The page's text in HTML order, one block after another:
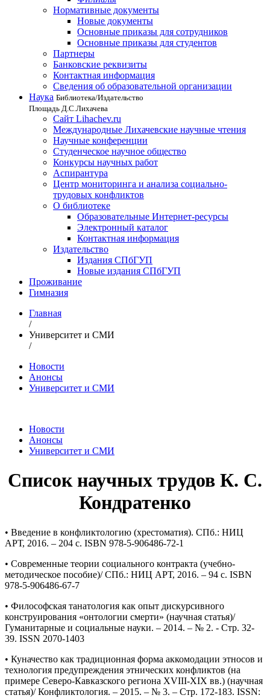
Нормативные документы
Новые документы
Основные приказы для сотрудников
Основные приказы для студентов
Партнеры
Банковские реквизиты
Контактная информация
Сведения об образовательной организации
Наука Библиотека/Издательство
Площадь Д.С.Лихачева
Сайт Lihachev.ru
Международные Лихачевские научные чтения
Научные конференции
Студенческое научное общество
Конкурсы научных работ
Аспирантура
Центр мониторинга и анализа социально-
трудовых конфликтов
О библиотеке
Образовательные Интернет-ресурсы
Электронный каталог
Контактная информация
Издательство
Издания СПбГУП
Новые издания СПбГУП
Проживание
Гимназия
Главная
/
Университет и СМИ
/
Новости
Анонсы
Университет и СМИ
Новости
Анонсы
Университет и СМИ
Список научных трудов К. С.
Кондратенко
• Введение в конфликтологию (хрестоматия). СПб.: НИЦ
АРТ, 2016. – 204 с. ISBN 978-5-906486-72-1
• Современные теории социального контракта (учебно-
методическое пособие)/ СПб.: НИЦ АРТ, 2016. – 94 с. ISBN
978-5-906486-67-7
• Философская танатология как опыт дискурсивного
конструирования «онтологии смерти» (научная статья)/
Гуманитарные и социальные науки. – 2014. – № 2. - Стр. 32-
39. ISSN 2070-1403
• Куначество как традиционная форма аккомодации этносов и
технология предупреждения этнических конфликтов (на
примере Северо-Кавказского региона XVIII-XIX вв.) (научная
статья)/ Конфликтология. – 2015. – № 3. – Стр. 172-183. ISSN: